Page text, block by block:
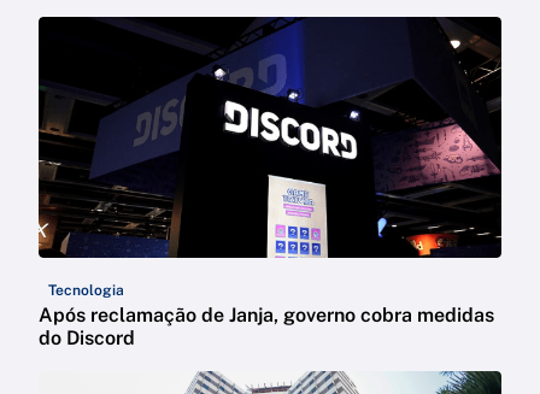
Tecnologia
Após reclamação de Janja, governo cobra medidas
do Discord